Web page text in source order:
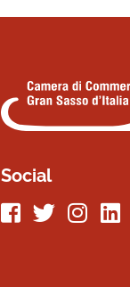
Social
Seguici su